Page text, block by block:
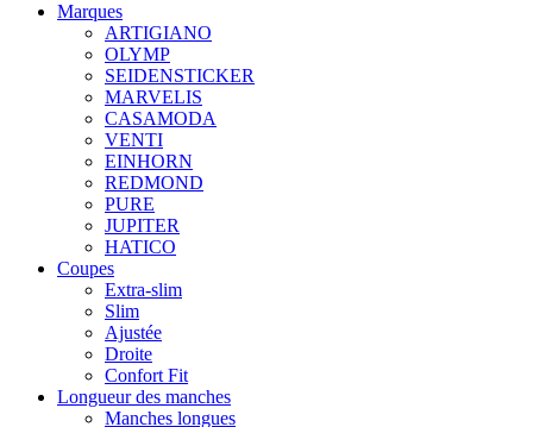
Marques
ARTIGIANO
OLYMP
SEIDENSTICKER
MARVELIS
CASAMODA
VENTI
EINHORN
REDMOND
PURE
JUPITER
HATICO
Coupes
Extra-slim
Slim
Ajustée
Droite
Confort Fit
Longueur des manches
Manches longues